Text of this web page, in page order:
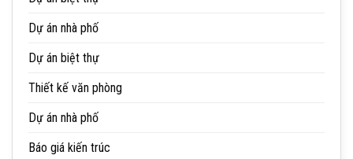
Dự án nhà phố
Dự án biệt thự
Thiết kế văn phòng
Dự án nhà phố
Báo giá kiến trúc